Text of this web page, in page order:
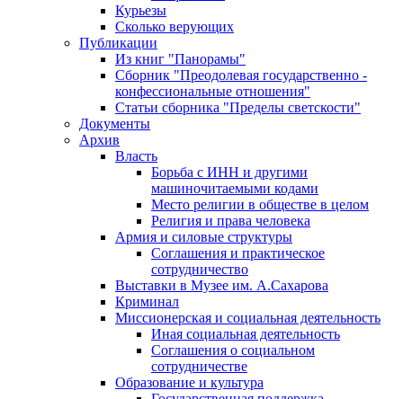
Курьезы
Сколько верующих
Публикации
Из книг "Панорамы"
Сборник "Преодолевая государственно -
конфессиональные отношения"
Статьи сборника "Пределы светскости"
Документы
Архив
Власть
Борьба с ИНН и другими
машиночитаемыми кодами
Место религии в обществе в целом
Религия и права человека
Армия и силовые структуры
Соглашения и практическое
сотрудничество
Выставки в Музее им. А.Сахарова
Криминал
Миссионерская и социальная деятельность
Иная социальная деятельность
Соглашения о социальном
сотрудничестве
Образование и культура